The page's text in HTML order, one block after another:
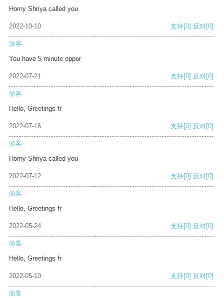
Horny Shriya called you
2022-10-10 支持[0] 反对[0]
游客
You have 5 minute oppor
2022-07-21 支持[0] 反对[0]
游客
Hello, Greetings fr
2022-07-16 支持[0] 反对[0]
游客
Horny Shriya called you
2022-07-12 支持[0] 反对[0]
游客
Hello, Greetings fr
2022-05-24 支持[0] 反对[0]
游客
Hello, Greetings fr
2022-05-10 支持[0] 反对[0]
游客